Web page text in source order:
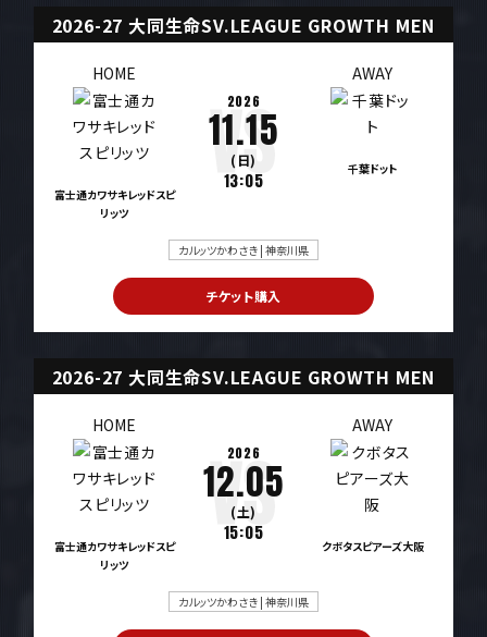
2026-27 大同生命SV.LEAGUE GROWTH MEN
HOME
富士通カワサキレッドスピ
リッツ
2026
11.15
(日)
13:05
AWAY
千葉ドット
カルッツかわさき | 神奈川県
チケット購入
2026-27 大同生命SV.LEAGUE GROWTH MEN
HOME
富士通カワサキレッドスピ
リッツ
2026
12.05
(土)
15:05
AWAY
クボタスピアーズ大阪
カルッツかわさき | 神奈川県